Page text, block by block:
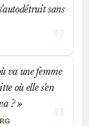
sans
va une femme
où elle s'en
?